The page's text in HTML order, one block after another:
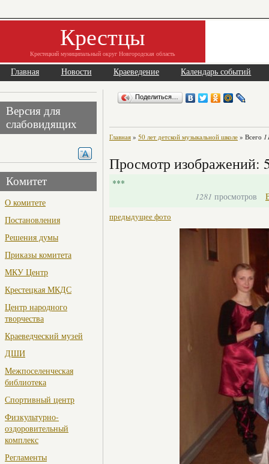
Крестцы
Крестецкий муниципальный округ Новгородская область
Главная Новости Краеведение Календарь событий
Версия для
слабовидящих
Комитет
О комитете
Постановления
Решения думы
Приказы комитета
МКУ Центр
Крестецкая МКДС
Центр народного
творчества
Краеведческий музей
ДШИ
Межпоселенческая
библиотека
Спортивный центр
Физкультурно-
оздоровительный
комплекс
Регламенты
Поделиться…
Главная » 50 лет детской музыкальной школе » Всего
Просмотр изображений:
***
1281 просмотров
предыдущее фото